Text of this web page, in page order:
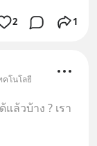
2 1
คโนโลยี
ล้วบ้าง ? เรา